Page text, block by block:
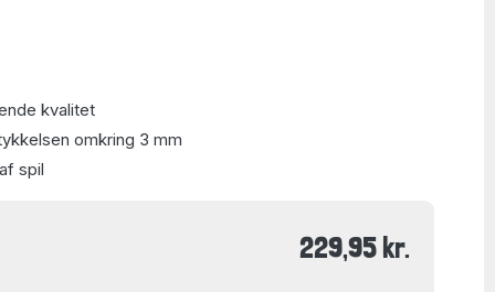
kvalitet
omkring 3 mm
spil
229,95 kr.